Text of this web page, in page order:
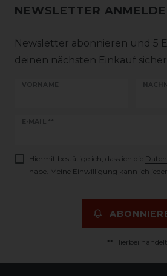
NEWSLETTER
Newsletter abonnieren und 5
deinen nächsten Einkauf
VORNAME
E-MAIL **
Newsletter
Hiermit bestätige ich, dass ich die
habe. Meine Einwilligung kann ich
** Hierbei